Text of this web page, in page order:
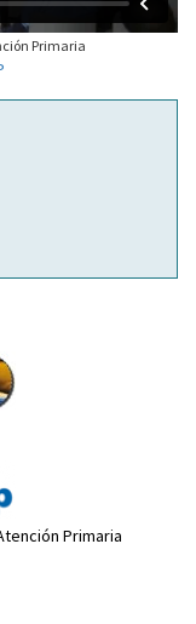
Primaria
Primaria